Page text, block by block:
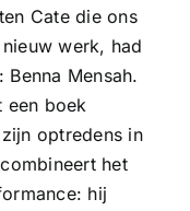
Cate die ons
werk, had
Mensah.
een boek
optredens in
het
hij